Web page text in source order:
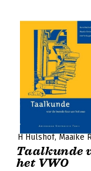
H Hulshof Maaike
Taalkunde
het VWO